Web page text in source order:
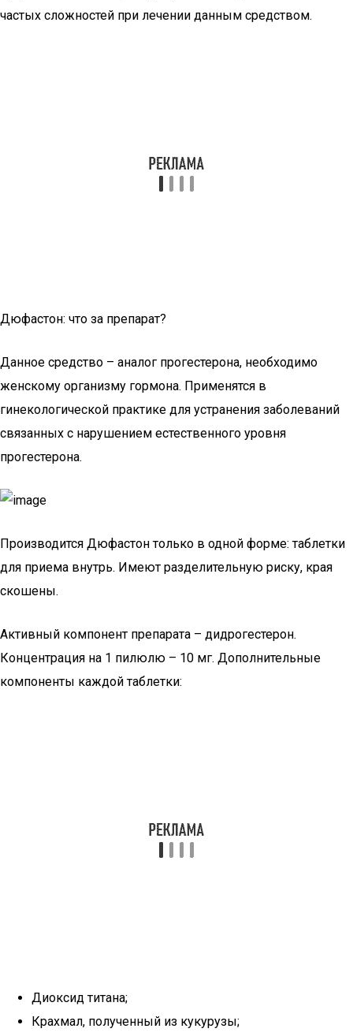
частых сложностей при лечении данным средством.
Дюфастон: что за препарат?
Данное средство – аналог прогестерона, необходимо
женскому организму гормона. Применятся в
гинекологической практике для устранения заболеваний
связанных с нарушением естественного уровня
прогестерона.
Производится Дюфастон только в одной форме: таблетки
для приема внутрь. Имеют разделительную риску, края
скошены.
Активный компонент препарата – дидрогестерон.
Концентрация на 1 пилюлю – 10 мг. Дополнительные
компоненты каждой таблетки:
Диоксид титана;
Крахмал, полученный из кукурузы;